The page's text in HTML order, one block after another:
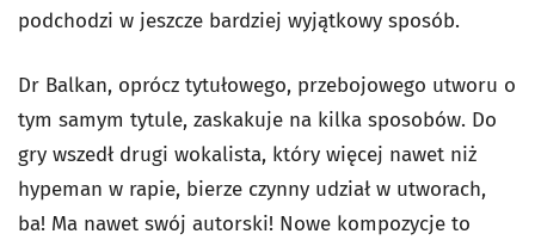
podchodzi w jeszcze bardziej wyjątkowy sposób.
Dr Balkan, oprócz tytułowego, przebojowego utworu o
tym samym tytule, zaskakuje na kilka sposobów. Do
gry wszedł drugi wokalista, który więcej nawet niż
hypeman w rapie, bierze czynny udział w utworach,
ba! Ma nawet swój autorski! Nowe kompozycje to